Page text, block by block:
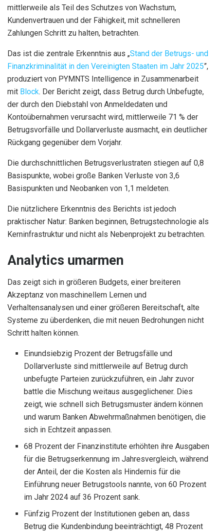
mittlerweile als Teil des Schutzes von Wachstum,
Kundenvertrauen und der Fähigkeit, mit schnelleren
Zahlungen Schritt zu halten, betrachten.
Das ist die zentrale Erkenntnis aus „Stand der Betrugs- und
Finanzkriminalität in den Vereinigten Staaten im Jahr 2025”,
produziert von PYMNTS Intelligence in Zusammenarbeit
mit Block. Der Bericht zeigt, dass Betrug durch Unbefugte,
der durch den Diebstahl von Anmeldedaten und
Kontoübernahmen verursacht wird, mittlerweile 71 % der
Betrugsvorfälle und Dollarverluste ausmacht, ein deutlicher
Rückgang gegenüber dem Vorjahr.
Die durchschnittlichen Betrugsverlustraten stiegen auf 0,8
Basispunkte, wobei große Banken Verluste von 3,6
Basispunkten und Neobanken von 1,1 meldeten.
Die nützlichere Erkenntnis des Berichts ist jedoch
praktischer Natur: Banken beginnen, Betrugstechnologie als
Kerninfrastruktur und nicht als Nebenprojekt zu betrachten.
Analytics umarmen
Das zeigt sich in größeren Budgets, einer breiteren
Akzeptanz von maschinellem Lernen und
Verhaltensanalysen und einer größeren Bereitschaft, alte
Systeme zu überdenken, die mit neuen Bedrohungen nicht
Schritt halten können.
Einundsiebzig Prozent der Betrugsfälle und
Dollarverluste sind mittlerweile auf Betrug durch
unbefugte Parteien zurückzuführen, ein Jahr zuvor
battle die Mischung weitaus ausgeglichener. Dies
zeigt, wie schnell sich Betrugsmuster ändern können
und warum Banken Abwehrmaßnahmen benötigen, die
sich in Echtzeit anpassen.
68 Prozent der Finanzinstitute erhöhten ihre Ausgaben
für die Betrugserkennung im Jahresvergleich, während
der Anteil, der die Kosten als Hindernis für die
Einführung neuer Betrugstools nannte, von 60 Prozent
im Jahr 2024 auf 36 Prozent sank.
Fünfzig Prozent der Institutionen geben an, dass
Betrug die Kundenbindung beeinträchtigt, 48 Prozent